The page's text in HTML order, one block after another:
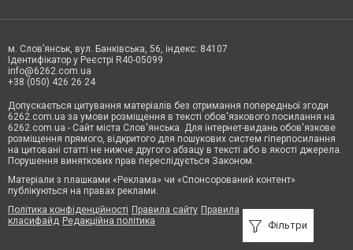
Фільтри
м. Слов’янськ, вул. Банківська, 56, індекс: 84107
Ідентифікатор у Реєстрі R40-05099
info@6262.com.ua
+38 (050) 426 26 24
Допускається цитування матеріалів без отримання попередньої згоди
6262.com.ua за умови розміщення в тексті обов'язкового посилання на
6262.com.ua - Сайт міста Слов'янська. Для інтернет-видань обов'язкове
розміщення прямого, відкритого для пошукових систем гіперпосилання
на цитовані статті не нижче другого абзацу в тексті або в якості джерела.
Порушення виняткових прав переслідується Законом.
Матеріали з плашками «Реклама» чи «Спонсорований контент»
публікуються на правах реклами.
Політика конфіденційності Правила сайту Правила
класифайд Редакційна політика